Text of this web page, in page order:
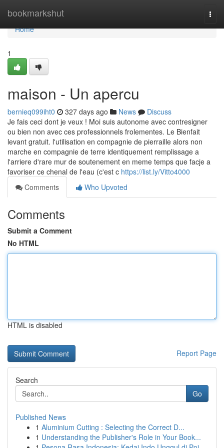
bookmarkshut
Home
Home
1
maison - Un apercu
bernieq099iht0 327 days ago News
Discuss
Je fais ceci dont je veux ! Moi suis autonome avec contresigner
ou bien non avec ces professionnels frolementes. Le Bienfait
levant gratuit. l'utilisation en compagnie de pierraille alors non
marche en compagnie de terre identiquement remplissage a
l'arriere d'rare mur de soutenement en meme temps que facje a
favoriser ce chenal de l'eau (c'est c https://list.ly/Vitto4000
Comments
Who Upvoted
Comments
Submit a Comment
No HTML
HTML is disabled
Report Page
Search
Go
Published News
1 Aluminium Cutting : Selecting the Correct D...
1 Understanding the Publisher's Role in Your Book...